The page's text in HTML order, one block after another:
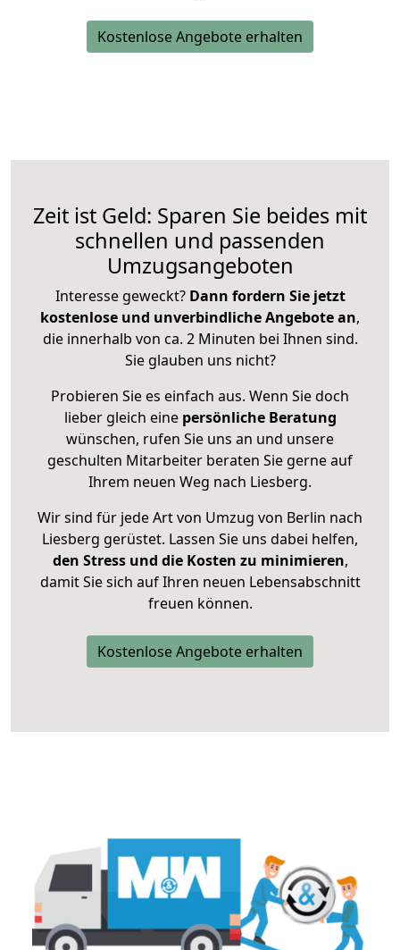
Kostenlose Angebote erhalten
Zeit ist Geld: Sparen Sie beides mit
schnellen und passenden
Umzugsangeboten
Interesse geweckt? Dann fordern Sie jetzt
kostenlose und unverbindliche Angebote an,
die innerhalb von ca. 2 Minuten bei Ihnen sind.
Sie glauben uns nicht?
Probieren Sie es einfach aus. Wenn Sie doch
lieber gleich eine persönliche Beratung
wünschen, rufen Sie uns an und unsere
geschulten Mitarbeiter beraten Sie gerne auf
Ihrem neuen Weg nach Liesberg.
Wir sind für jede Art von Umzug von Berlin nach
Liesberg gerüstet. Lassen Sie uns dabei helfen,
den Stress und die Kosten zu minimieren,
damit Sie sich auf Ihren neuen Lebensabschnitt
freuen können.
Kostenlose Angebote erhalten